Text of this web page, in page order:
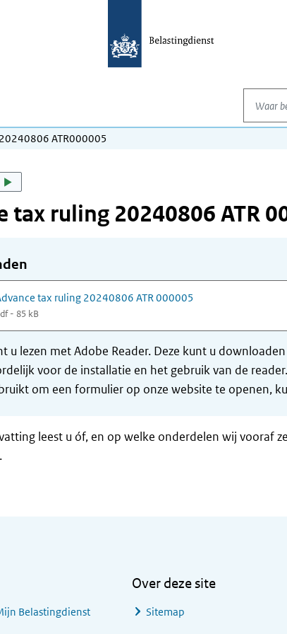
Waar
ATR000005
tax ruling 20240806 ATR
tax ruling 20240806 ATR 000005
- 85 kB
u lezen met Adobe Reader. Deze kunt u
voor de installatie en het gebruik van de
om een formulier op onze website te openen,
leest u óf, en op welke onderdelen wij vooraf
Belastingdienst
Over deze site
Sitemap